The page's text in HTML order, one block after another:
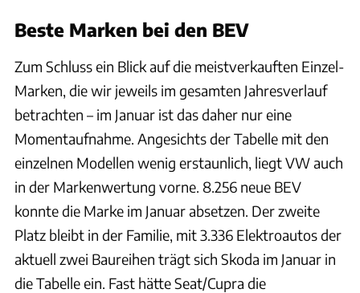
Beste Marken bei den BEV
Zum Schluss ein Blick auf die meistverkauften Einzel-
Marken, die wir jeweils im gesamten Jahresverlauf
betrachten – im Januar ist das daher nur eine
Momentaufnahme. Angesichts der Tabelle mit den
einzelnen Modellen wenig erstaunlich, liegt VW auch
in der Markenwertung vorne. 8.256 neue BEV
konnte die Marke im Januar absetzen. Der zweite
Platz bleibt in der Familie, mit 3.336 Elektroautos der
aktuell zwei Baureihen trägt sich Skoda im Januar in
die Tabelle ein. Fast hätte Seat/Cupra die